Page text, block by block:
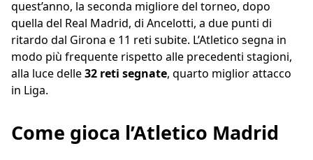
quest’anno, la seconda migliore del torneo, dopo
quella del Real Madrid, di Ancelotti, a due punti di
ritardo dal Girona e 11 reti subite. L’Atletico segna in
modo più frequente rispetto alle precedenti stagioni,
alla luce delle32 reti segnate, quarto miglior attacco
in Liga.
Come gioca l’Atletico Madrid